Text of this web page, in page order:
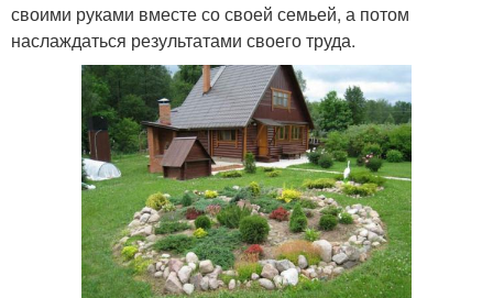
своими руками вместе со своей семьей, а потом
наслаждаться результатами своего труда.